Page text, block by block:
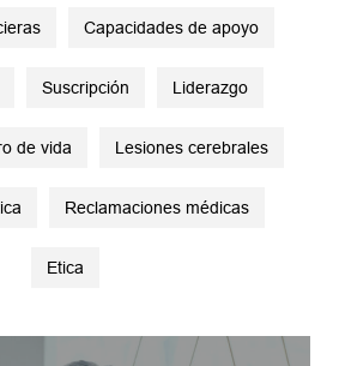
Capacidades de apoyo
Suscripción Liderazgo
de vida Lesiones cerebrales
Reclamaciones médicas
Etica